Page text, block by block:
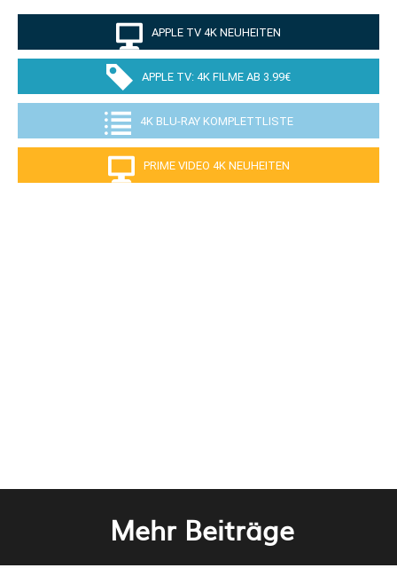
APPLE TV 4K NEUHEITEN
APPLE TV: 4K FILME AB 3.99€
4K BLU-RAY KOMPLETTLISTE
PRIME VIDEO 4K NEUHEITEN
Mehr Beiträge